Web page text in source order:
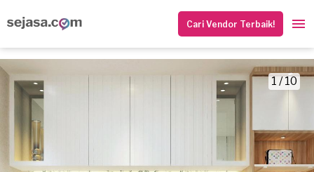
Cari Vendor Terbaik!
1 / 10